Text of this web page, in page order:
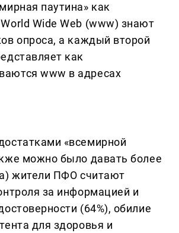
паутина» как
Wide Web (www) знают
опроса, а каждый второй
как
www в адресах
«всемирной
можно было давать более
жители ПФО считают
за информацией и
(64%), обилие
для здоровья и